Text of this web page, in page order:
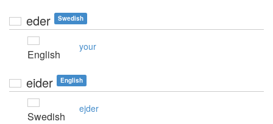
eder Swedish
English
your
eider English
Swedish
ejder